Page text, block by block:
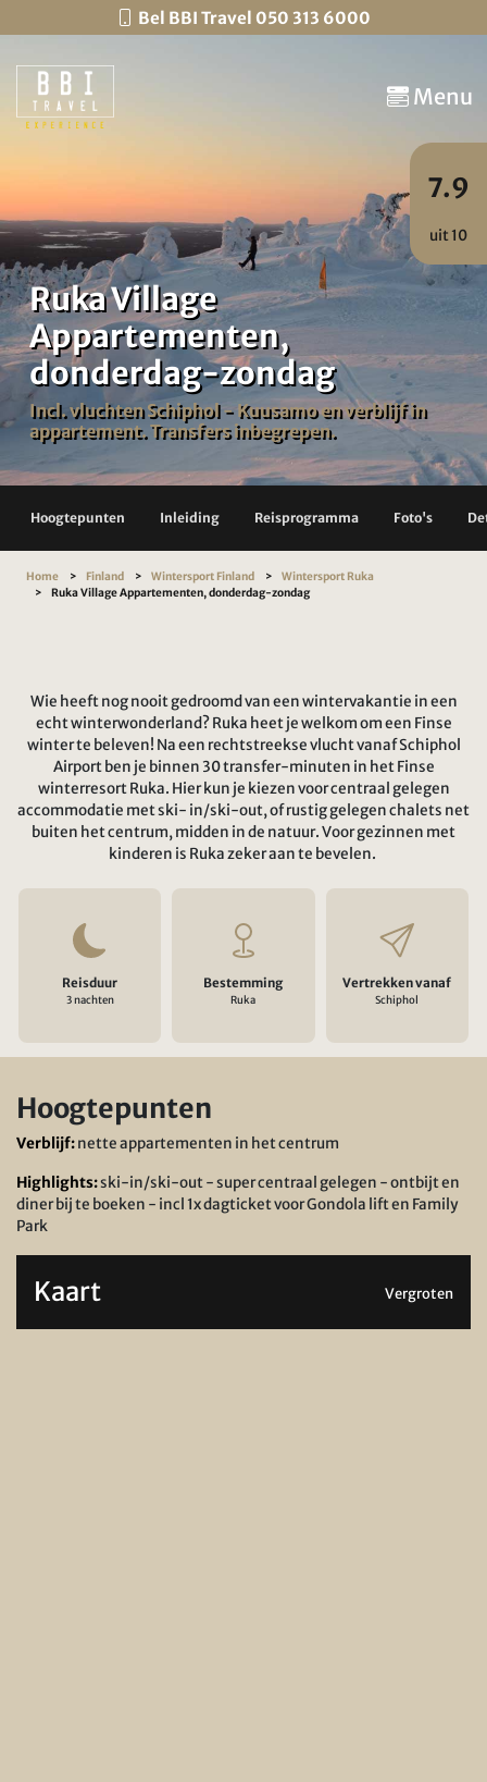
Bel BBI Travel 050 313 6000
Menu
7.9
uit 10
Ruka Village
Appartementen,
donderdag-zondag
Incl. vluchten Schiphol - Kuusamo en verblijf in
appartement. Transfers inbegrepen.
Hoogtepunten Inleiding Reisprogramma Foto's
Home Finland Wintersport Finland
Wintersport Ruka
Ruka Village Appartementen, donderdag-zondag
Wie heeft nog nooit gedroomd van een wintervakantie in een
echt winterwonderland? Ruka heet je welkom om een Finse
winter te beleven! Na een rechtstreekse vlucht vanaf Schiphol
Airport ben je binnen 30 transfer-minuten in het Finse
winterresort Ruka. Hier kun je kiezen voor centraal gelegen
accommodatie met ski- in/ski-out, of rustig gelegen chalets net
buiten het centrum, midden in de natuur. Voor gezinnen met
kinderen is Ruka zeker aan te bevelen.
Reisduur
3 nachten
Bestemming
Ruka
Vertrekken vanaf
Schiphol
Hoogtepunten
Verblijf:nette appartementen in het centrum
Highlights:ski-in/ski-out - super centraal gelegen - ontbijt en
diner bij te boeken - incl 1x dagticket voor Gondola lift en Family
Park
Kaart Vergroten